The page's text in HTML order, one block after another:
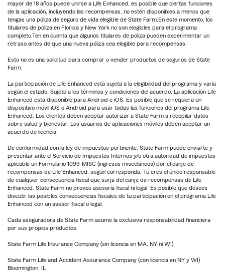
mayor de 18 años puede unirse a Life Enhanced, es posible que ciertas funciones
de la aplicación, incluyendo las recompensas, no estén disponibles a menos que
tengas una póliza de seguro de vida elegible de State Farm.En este momento, los
titulares de póliza en Florida y New York no son elegibles para el programa
completo.Ten en cuenta que algunos titulares de póliza pueden experimentar un
retraso antes de que una nueva póliza sea elegible para recompensas.
Esto no es una solicitud para comprar o vender productos de seguros de State
Farm.
La participación de Life Enhanced está sujeta a la elegibilidad del programa y varía
según el estado. Sujeto a los términos y condiciones del acuerdo. La aplicación Life
Enhanced está disponible para Android e iOS. Es posible que se requiera un
dispositivo móvil iOS o Android para usar todas las funciones del programa Life
Enhanced. Los clientes deben aceptar autorizar a State Farm a recopilar datos
sobre salud y bienestar. Los usuarios de aplicaciones móviles deben aceptar un
acuerdo de licencia.
De conformidad con la ley de impuestos pertinente, State Farm puede enviarte y
presentar ante el Servicio de Impuestos Internos y/u otra autoridad de impuestos
aplicable un Formulario 1099-MISC (ingresos misceláneos) por el canje de
recompensas de Life Enhanced, según corresponda. Tú eres el único responsable
de cualquier consecuencia fiscal que surja del canje de recompensas de Life
Enhanced. State Farm no provee asesoría fiscal ni legal. Es posible que desees
discutir las posibles consecuencias fiscales de tu participación en el programa Life
Enhanced con un asesor fiscal o legal.
Cada aseguradora de State Farm asume la exclusiva responsabilidad financiera
por sus propios productos.
State Farm Life Insurance Company (sin licencia en MA, NY ni WI)
State Farm Life and Accident Assurance Company (con licencia en NY y WI)
Bloomington, IL